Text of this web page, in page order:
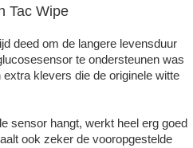
Tac Wipe
deed om de langere levensduur
te ondersteunen was
klevers die de originele witte
sensor hangt, werkt heel erg goed
ook zeker de vooropgestelde